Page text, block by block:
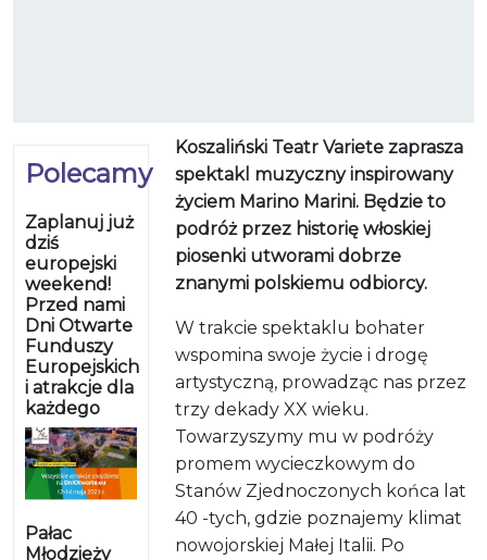
Polecamy
Zaplanuj już
dziś
europejski
weekend!
Przed nami
Dni Otwarte
Funduszy
Europejskich
i atrakcje dla
każdego
Pałac
Młodzieży
Koszaliński Teatr Variete zaprasza
spektakl muzyczny inspirowany
życiem Marino Marini. Będzie to
podróż przez historię włoskiej
piosenki utworami dobrze
znanymi polskiemu odbiorcy.
W trakcie spektaklu bohater
wspomina swoje życie i drogę
artystyczną, prowadząc nas przez
trzy dekady XX wieku.
Towarzyszymy mu w podróży
promem wycieczkowym do
Stanów Zjednoczonych końca lat
40 -tych, gdzie poznajemy klimat
nowojorskiej Małej Italii. Po